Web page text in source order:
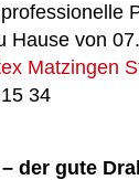
Hause von
Matzingen
34
der gute